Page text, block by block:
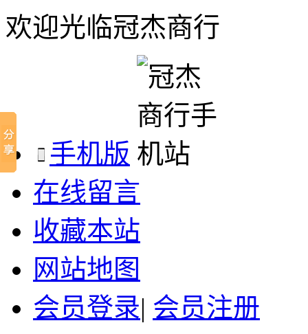
欢迎光临冠杰商行
手机版
在线留言
收藏本站
网站地图
会员登录| 会员注册